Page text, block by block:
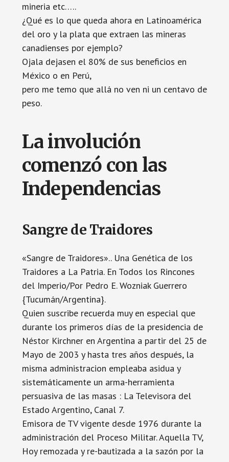
mineria etc…..
¿Qué es lo que queda ahora en Latinoamérica
del oro y la plata que extraen las mineras
canadienses por ejemplo?
Ojala dejasen el 80% de sus beneficios en
México o en Perú,
pero me temo que allá no ven ni un centavo de
peso.
La involución
comenzó con las
Independencias
Sangre de Traidores
«Sangre de Traidores».. Una Genética de los
Traidores a La Patria. En Todos los Rincones
del Imperio/Por Pedro E. Wozniak Guerrero
{Tucumán/Argentina}.
Quien suscribe recuerda muy en especial que
durante los primeros días de la presidencia de
Néstor Kirchner en Argentina a partir del 25 de
Mayo de 2003 y hasta tres años después, la
misma administracion empleaba asidua y
sistemáticamente un arma-herramienta
persuasiva de las masas : La Televisora del
Estado Argentino, Canal 7.
Emisora de TV vigente desde 1976 durante la
administración del Proceso Militar. Aquella TV,
Hoy remozada y re-bautizada a la sazón por la